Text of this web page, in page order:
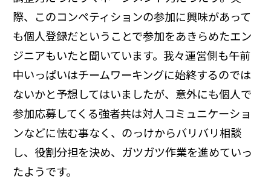
際、このコンペティションの参加に興味があって
も個人登録だということで参加をあきらめたエン
ジニアもいたと聞いています。我々運営側も午前
中いっぱいはチームワーキングに始終するのでは
ないかと予想してはいましたが、意外にも個人で
参加応募してくる強者共は対人コミュニケーショ
ンなどに怯む事なく、のっけからバリバリ相談
し、役割分担を決め、ガツガツ作業を進めていっ
たようです。